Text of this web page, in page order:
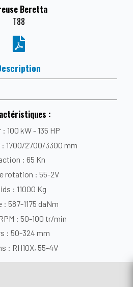
Beretta
T88
:
100 kW - 135 HP
: 1700/2700/3300 mm
: 65 Kn
rotation : 55-2V
: 11000 Kg
: 587-1175 daNm
: 50-100 tr/min
: 50-324 mm
: RH10X, 55-4V